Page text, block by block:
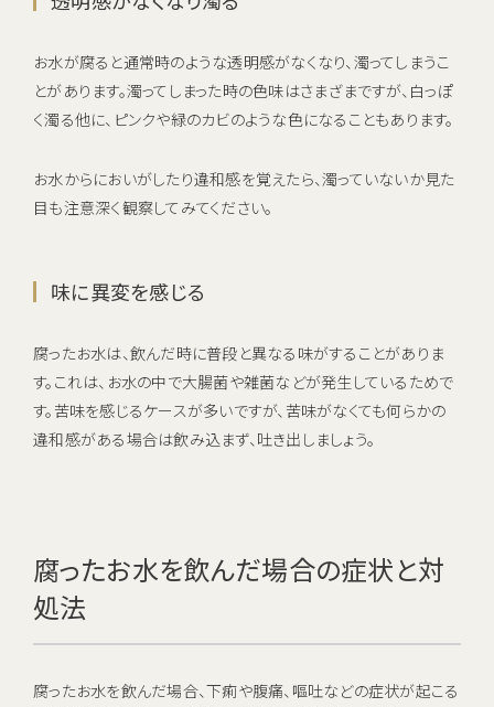
お水が腐ると通常時のような透明感がなくなり、濁ってしまうこ
とがあります。濁ってしまった時の色味はさまざまですが、白っぽ
く濁る他に、ピンクや緑のカビのような色になることもあります。
お水からにおいがしたり違和感を覚えたら、濁っていないか見た
目も注意深く観察してみてください。
味に異変を感じる
腐ったお水は、飲んだ時に普段と異なる味がすることがありま
す。これは、お水の中で大腸菌や雑菌などが発生しているためで
す。苦味を感じるケースが多いですが、苦味がなくても何らかの
違和感がある場合は飲み込まず、吐き出しましょう。
腐ったお水を飲んだ場合の症状と対
処法
腐ったお水を飲んだ場合、下痢や腹痛、嘔吐などの症状が起こる